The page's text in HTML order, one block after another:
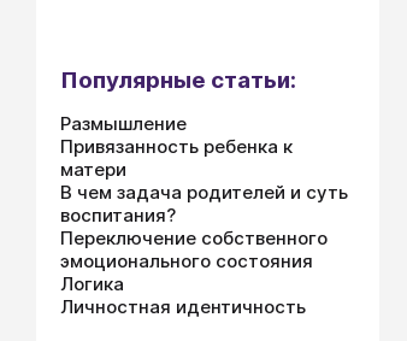
Популярные статьи:
Размышление
Привязанность ребенка к
матери
В чем задача родителей и суть
воспитания?
Переключение собственного
эмоционального состояния
Логика
Личностная идентичность